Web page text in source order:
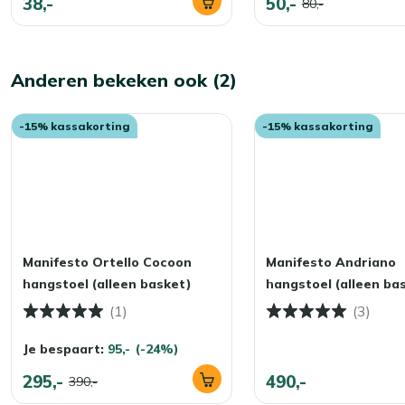
80,-
Anderen bekeken ook (2)
-15% kassakorting
Manifesto Ortello Cocoon
hangstoel (alleen basket)
(1)
Je bespaart: 95,- (-24%)
295,- 390,-
-15% kassakorting
Manifesto Andriano
hangstoel (alleen
(3)
490,-